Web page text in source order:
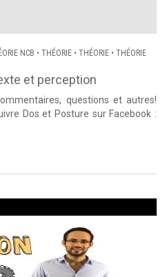
NCB • THÉORIE • THÉORIE • THÉORIE
et perception
questions et autres!
Dos et Posture sur Facebook :